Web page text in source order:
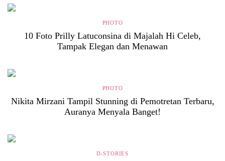
PHOTO
10 Foto Prilly Latuconsina di Majalah Hi Celeb,
Tampak Elegan dan Menawan
PHOTO
Nikita Mirzani Tampil Stunning di Pemotretan Terbaru,
Auranya Menyala Banget!
D-STORIES